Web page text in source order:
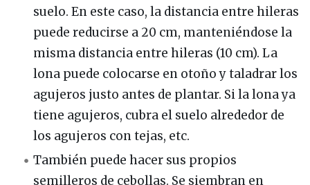
suelo. En este caso, la distancia entre hileras
puede reducirse a 20 cm, manteniéndose la
misma distancia entre hileras (10 cm). La
lona puede colocarse en otoño y taladrar los
agujeros justo antes de plantar. Si la lona ya
tiene agujeros, cubra el suelo alrededor de
los agujeros con tejas, etc.
También puede hacer sus propios
semilleros de cebollas. Se siembran en